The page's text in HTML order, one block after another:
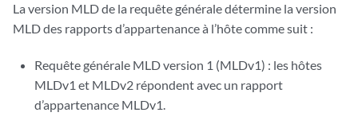
La version MLD de la requête générale détermine la version
MLD des rapports d’appartenance à l’hôte comme suit :
Requête générale MLD version 1 (MLDv1) : les hôtes
MLDv1 et MLDv2 répondent avec un rapport
d’appartenance MLDv1.